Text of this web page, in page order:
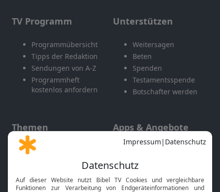
TV Programm
Programmübersicht
Tipps der Redaktion
Sendungen von A-Z
Programmheft
kostenlos anfordern
Unterstützen
Weitersagen
Beten
Spenden
Testamentsspende
Botschafter werden
Themen
Gott und Bibel erklärt
Neuigkeiten
Apps & Angebote
Mobile App
Smart TV